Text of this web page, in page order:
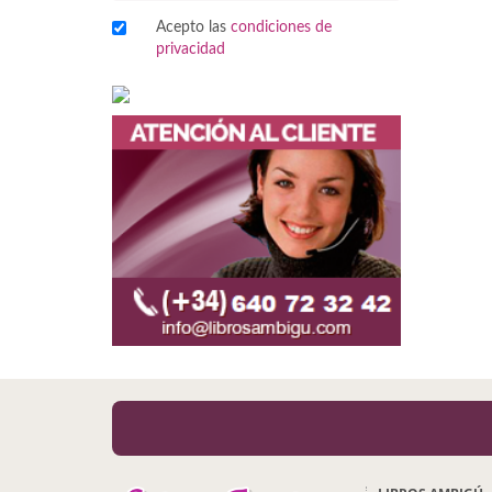
Acepto las condiciones de
privacidad